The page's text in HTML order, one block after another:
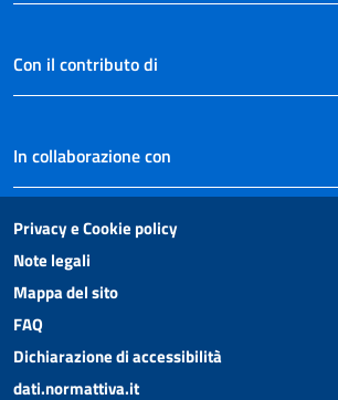
Con il contributo di
In collaborazione con
Privacy e Cookie policy
Note legali
Mappa del sito
FAQ
Dichiarazione di accessibilità
dati.normattiva.it